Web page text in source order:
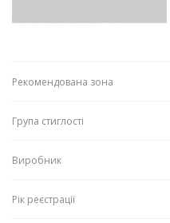
Рекомендована зона
Група стиглості
Виробник
Рік реєстрації